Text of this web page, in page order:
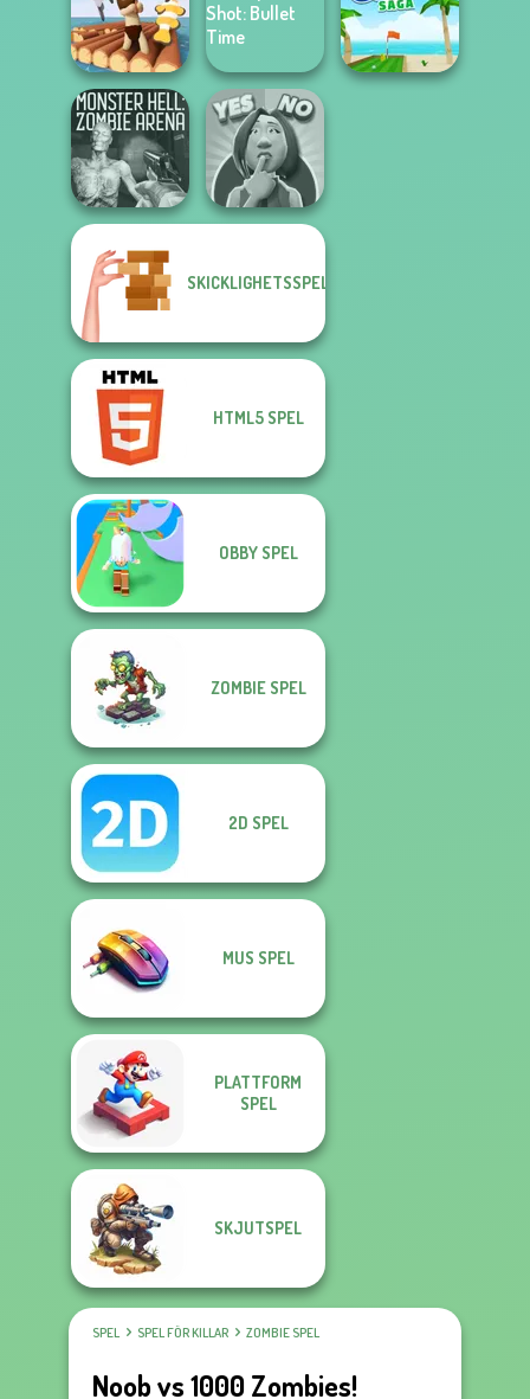
Horde Hunters Sorting Sorcery
Papa's
Cupcakeria
Raft Life
Sniper Shot:
Bullet Time
Monster Hell:
Zombie Arena
Yes or No
SKICKLIGHETSSPEL
HTML5 SPEL
OBBY SPEL
ZOMBIE SPEL
2D SPEL
MUS SPEL
PLATTFORM
SPEL
SKJUTSPEL
SPEL SPEL FÖR KILLAR ZOMBIE SPEL
Noob vs 1000 Zombies!